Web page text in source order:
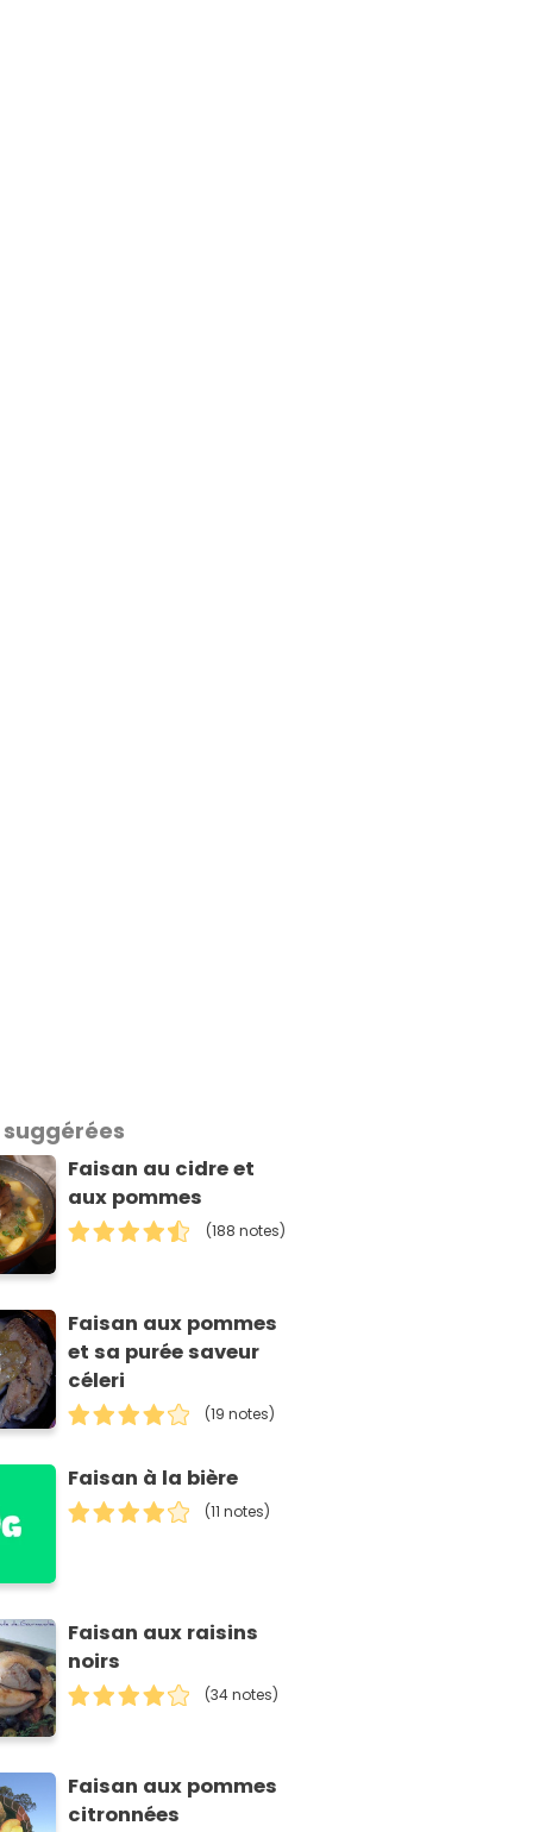
Faisan au cidre et
aux pommes
(188 notes)
Faisan aux pommes
et sa purée saveur
céleri
(19 notes)
Faisan à la bière
(11 notes)
Faisan aux raisins
noirs
(34 notes)
Faisan aux pommes
citronnées